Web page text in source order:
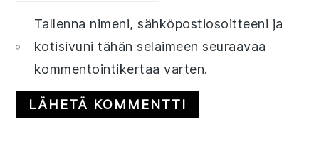
Tallenna nimeni, sähköpostiosoitteeni ja
kotisivuni tähän selaimeen seuraavaa
kommentointikertaa varten.